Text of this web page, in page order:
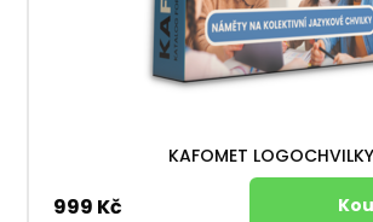
KAFOMET LOGOCHVILKY
999 Kč